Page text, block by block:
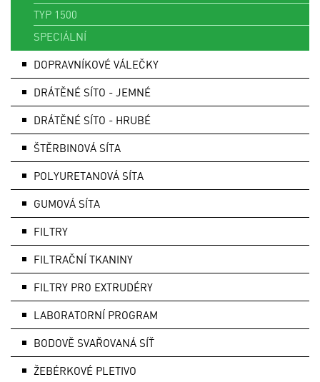
TYP 1500
SPECIÁLNÍ
DOPRAVNÍKOVÉ VÁLEČKY
DRÁTĚNÉ SÍTO - JEMNÉ
DRÁTĚNÉ SÍTO - HRUBÉ
ŠTĚRBINOVÁ SÍTA
POLYURETANOVÁ SÍTA
GUMOVÁ SÍTA
FILTRY
FILTRAČNÍ TKANINY
FILTRY PRO EXTRUDÉRY
LABORATORNÍ PROGRAM
BODOVĚ SVAŘOVANÁ SÍŤ
ŽEBÉRKOVÉ PLETIVO